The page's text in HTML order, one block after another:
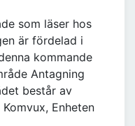
som läser hos
är fördelad i
kommande
Antagning
består av
Enheten